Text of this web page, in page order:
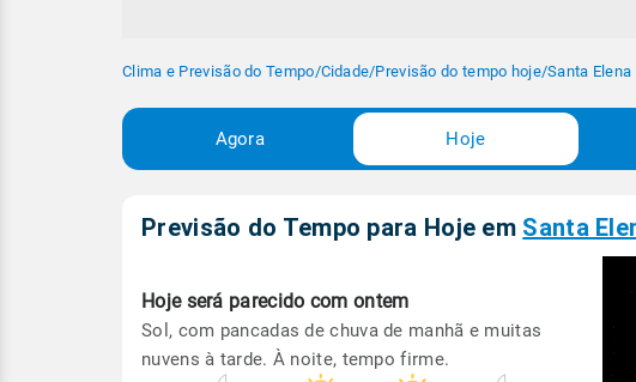
Clima e Previsão do Tempo/Cidade/Previsão do tempo hoje/Santa Elena
Agora Hoje
Previsão do Tempo para Hoje em Santa
Hoje será parecido com ontem
Sol, com pancadas de chuva de manhã e muitas
nuvens à tarde. À noite, tempo firme.